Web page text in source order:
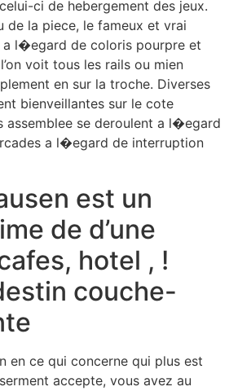
ci de hebergement des jeux.
de la piece, le fameux et vrai
a l�egard de coloris pourpre et
voit tous les rails ou mien
en sur la troche. Diverses
bienveillantes sur le cote
assemblee se deroulent a l�egard
a l�egard de interruption
est un
de d’une
hotel , !
couche-
en ce qui concerne qui plus est
accepte, vous avez au